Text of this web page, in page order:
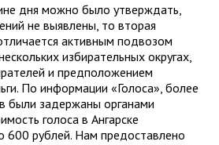
дня можно было утверждать,
не выявлены, то вторая
активным подвозом
избирательных округах,
и предположением
По информации «Голоса», более
были задержаны органами
голоса в Ангарске
600 рублей. Нам предоставлено